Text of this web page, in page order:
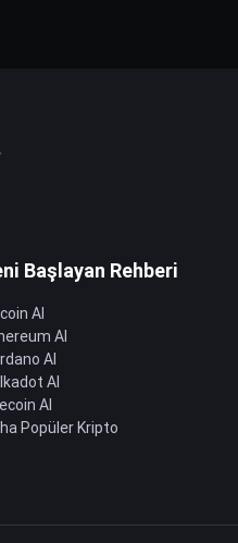
Başlayan Rehberi
Al
Al
Al
Al
Al
Popüler Kripto